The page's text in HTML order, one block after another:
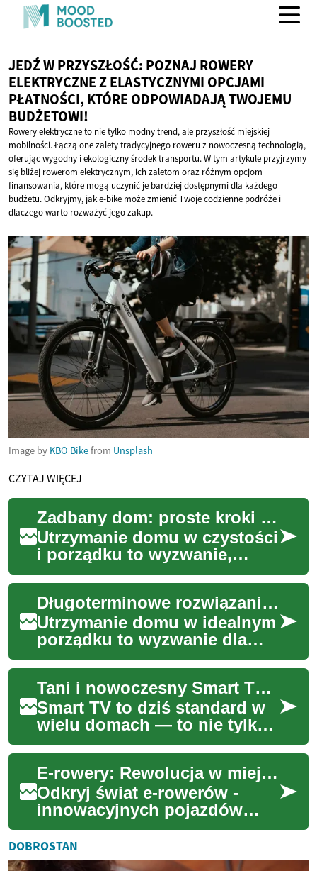
JEDŹ W PRZYSZŁOŚĆ: POZNAJ ROWERY
ELEKTRYCZNE Z ELASTYCZNYMI OPCJAMI
PŁATNOŚCI, KTÓRE ODPOWIADAJĄTWOJEMU
BUDŻETOWI!
Rowery elektryczne to nie tylko modny trend, ale przyszłość miejskiej
mobilności. Łączą one zalety tradycyjnego roweru z nowoczesną technologią,
oferując wygodny i ekologiczny środek transportu. W tym artykule przyjrzymy
się bliżej rowerom elektrycznym, ich zaletom oraz różnym opcjom
finansowania, które mogą uczynić je bardziej dostępnymi dla każdego
budżetu. Odkryjmy, jak e-bike może zmienić Twoje codzienne podróże i
dlaczego warto rozważyć jego zakup.
Image by KBO Bikefrom Unsplash
CZYTAJ WIĘCEJ
Zadbany dom: proste kroki do codziennej świeżości
Utrzymanie domu w czystości
i porządku to wyzwanie,
któremu wiele osób stara się
sprostać każdego dnia.
Codzienne obo...
Długoterminowe rozwiązania dla czystego domu
Utrzymanie domu w idealnym
porządku to wyzwanie dla
wielu osób, zwłaszcza w
obliczu intensywnego trybu
życia. Profesj...
Tani i nowoczesny Smart TV: co warto wiedzieć przed zakupem
Smart TV to dziś standard w
wielu domach — to nie tylko
większy ekran, ale także
centrum rozrywki i aplikacji.
Przed ...
E-rowery: Rewolucja w miejskiej komunikacji
Odkryj świat e-rowerów -
innowacyjnych pojazdów
łączących tradycyjną jazdę z
elektrycznym wspomaganiem.
Poznaj zalety...
DOBROSTAN